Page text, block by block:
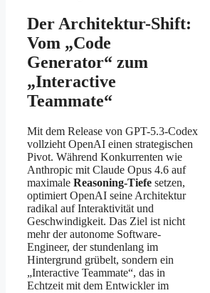
Der Architektur-Shift:
Vom „Code
Generator“ zum
„Interactive
Teammate“
Mit dem Release von GPT-5.3-Codex
vollzieht OpenAI einen strategischen
Pivot. Während Konkurrenten wie
Anthropic mit Claude Opus 4.6 auf
maximale Reasoning-Tiefe setzen,
optimiert OpenAI seine Architektur
radikal auf Interaktivität und
Geschwindigkeit. Das Ziel ist nicht
mehr der autonome Software-
Engineer, der stundenlang im
Hintergrund grübelt, sondern ein
„Interactive Teammate“, das in
Echtzeit mit dem Entwickler im